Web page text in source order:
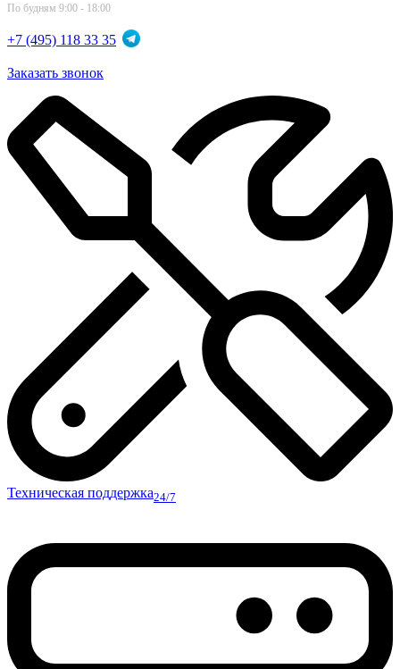
По будням 9:00 - 18:00
+7 (495) 118 33 35
Заказать звонок
Техническая поддержка24/7